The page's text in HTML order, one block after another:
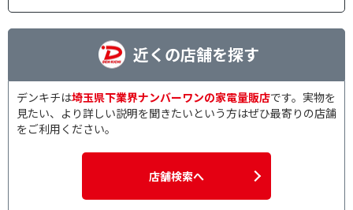
近くの店舗を探す
デンキチは埼玉県下業界ナンバーワンの家電量販店です。実物を
見たい、より詳しい説明を聞きたいという方はぜひ最寄りの店舗
をご利用ください。
店舗検索へ